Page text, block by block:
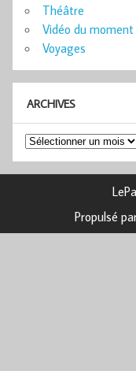
Théâtre
Vidéo du moment
Voyages
ARCHIVES
Archives
Propulsé